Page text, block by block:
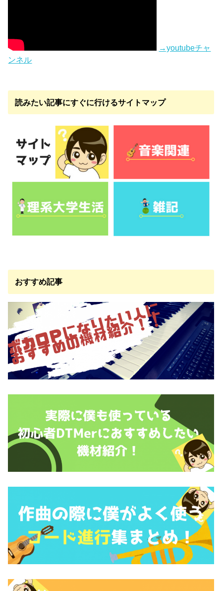
→youtubeチャ
ンネル
読みたい記事にすぐに行けるサイトマップ
おすすめ記事